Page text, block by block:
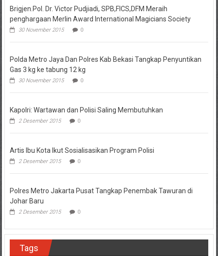
Brigjen.Pol. Dr. Victor Pudjiadi, SPB,FICS,DFM Meraih
penghargaan Merlin Award International Magicians Society
30 November 2015 0
Polda Metro Jaya Dan Polres Kab Bekasi Tangkap Penyuntikan
Gas 3 kg ke tabung 12 kg
30 November 2015 0
Kapolri: Wartawan dan Polisi Saling Membutuhkan
2 Desember 2015 0
Artis Ibu Kota Ikut Sosialisasikan Program Polisi
2 Desember 2015 0
Polres Metro Jakarta Pusat Tangkap Penembak Tawuran di
Johar Baru
2 Desember 2015 0
Tags